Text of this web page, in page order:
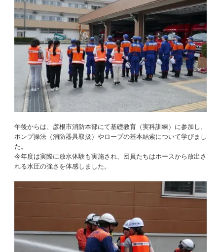
午後からは、彦根市消防本部にて基礎教育（実科訓練）に参加し、
ポンプ操法（消防器具取扱）やロープの基本結索について学びまし
た。
今年度は実際に放水体験も実施され、団員たちはホースから放出さ
れる水圧の強さを体感しました。